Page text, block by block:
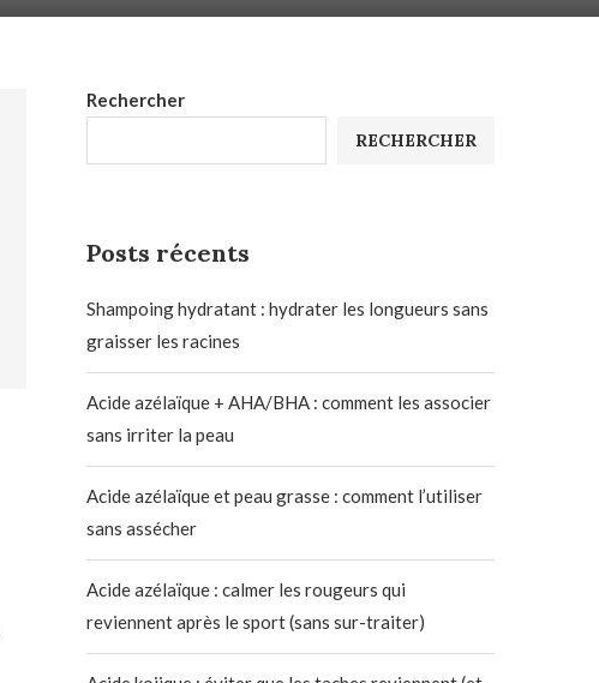
Rechercher
RECHERCHER
Posts récents
Shampoing hydratant : hydrater les longueurs sans
graisser les racines
Acide azélaïque + AHA/BHA : comment les associer
sans irriter la peau
Acide azélaïque et peau grasse : comment l’utiliser
sans assécher
Acide azélaïque : calmer les rougeurs qui
reviennent après le sport (sans sur-traiter)